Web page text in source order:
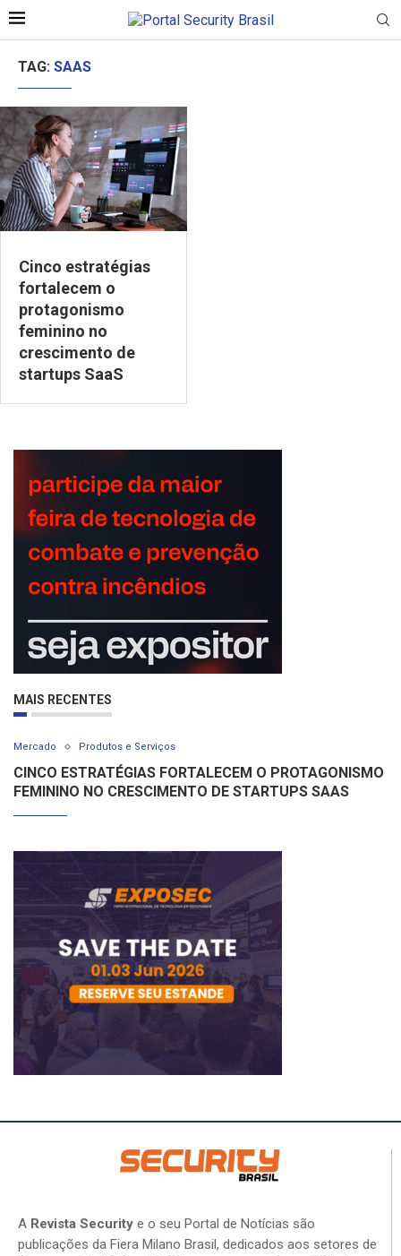
TAG: SAAS
Cinco estratégias
fortalecem o
protagonismo
feminino no
crescimento de
startups SaaS
MAIS RECENTES
Mercado Produtos e Serviços
CINCO ESTRATÉGIAS FORTALECEM O PROTAGONISMO
FEMININO NO CRESCIMENTO DE STARTUPS SAAS
A Revista Security e o seu Portal de Notícias são
publicações da Fiera Milano Brasil, dedicados aos setores de